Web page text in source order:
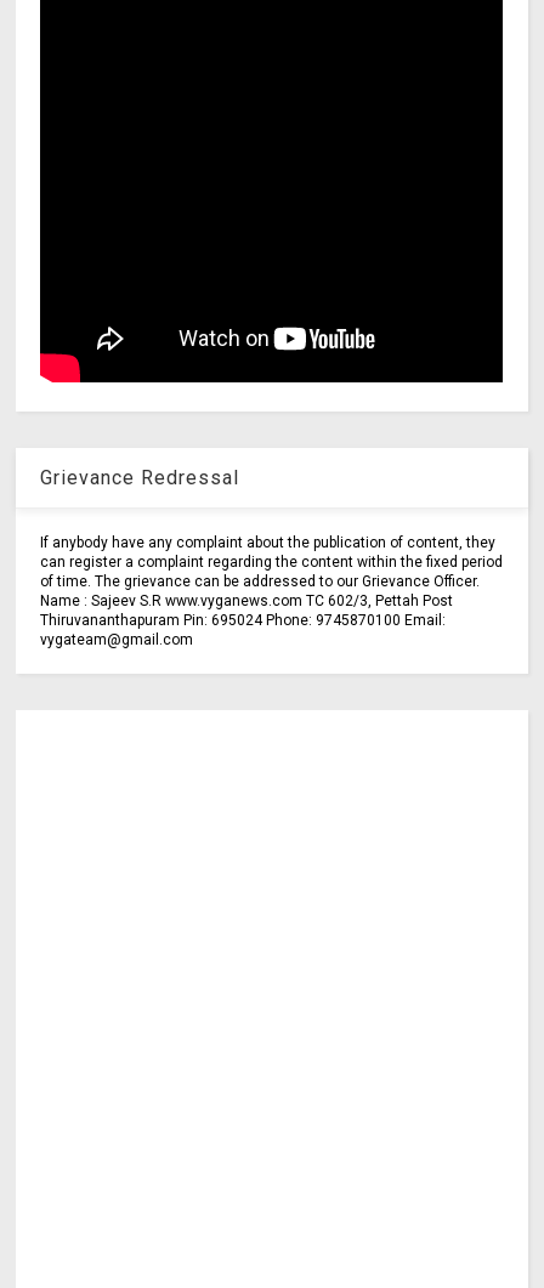
Grievance Redressal
If anybody have any complaint about the publication of content, they
can register a complaint regarding the content within the fixed period
of time. The grievance can be addressed to our Grievance Officer.
Name : Sajeev S.R www.vyganews.com TC 602/3, Pettah Post
Thiruvananthapuram Pin: 695024 Phone: 9745870100 Email:
vygateam@gmail.com